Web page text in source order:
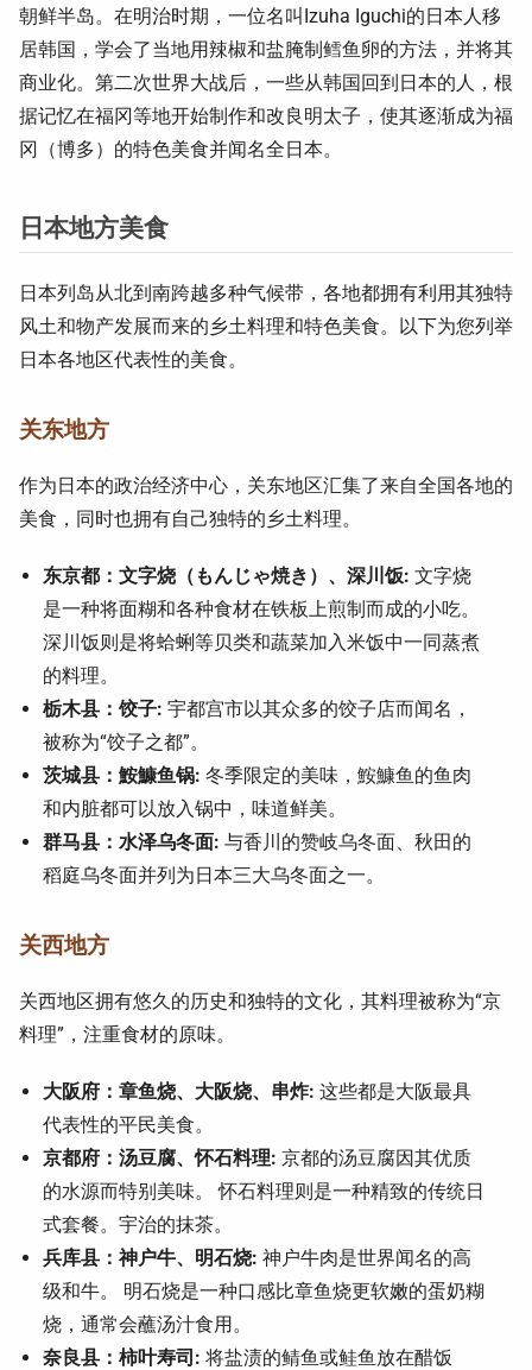
朝鲜半岛。在明治时期，一位名叫Izuha Iguchi的日本人移
居韩国，学会了当地用辣椒和盐腌制鳕鱼卵的方法，并将其
商业化。第二次世界大战后，一些从韩国回到日本的人，根
据记忆在福冈等地开始制作和改良明太子，使其逐渐成为福
冈（博多）的特色美食并闻名全日本。
日本地方美食
日本列岛从北到南跨越多种气候带，各地都拥有利用其独特
风土和物产发展而来的乡土料理和特色美食。以下为您列举
日本各地区代表性的美食。
关东地方
作为日本的政治经济中心，关东地区汇集了来自全国各地的
美食，同时也拥有自己独特的乡土料理。
东京都：文字烧（もんじゃ焼き）、深川饭: 文字烧
是一种将面糊和各种食材在铁板上煎制而成的小吃。
深川饭则是将蛤蜊等贝类和蔬菜加入米饭中一同蒸煮
的料理。
栃木县：饺子: 宇都宫市以其众多的饺子店而闻名，
被称为“饺子之都”。
茨城县：鮟鱇鱼锅: 冬季限定的美味，鮟鱇鱼的鱼肉
和内脏都可以放入锅中，味道鲜美。
群马县：水泽乌冬面: 与香川的赞岐乌冬面、秋田的
稻庭乌冬面并列为日本三大乌冬面之一。
关西地方
关西地区拥有悠久的历史和独特的文化，其料理被称为“京
料理”，注重食材的原味。
大阪府：章鱼烧、大阪烧、串炸: 这些都是大阪最具
代表性的平民美食。
京都府：汤豆腐、怀石料理: 京都的汤豆腐因其优质
的水源而特别美味。 怀石料理则是一种精致的传统日
式套餐。宇治的抹茶。
兵库县：神户牛、明石烧: 神户牛肉是世界闻名的高
级和牛。 明石烧是一种口感比章鱼烧更软嫩的蛋奶糊
烧，通常会蘸汤汁食用。
奈良县：柿叶寿司: 将盐渍的鲭鱼或鲑鱼放在醋饭